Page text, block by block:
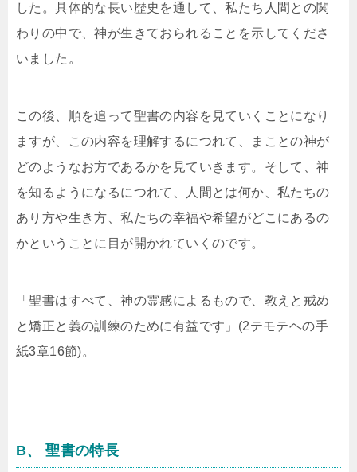
した。具体的な長い歴史を通して、私たち人間との関
わりの中で、神が生きておられることを示してくださ
いました。
この後、順を追って聖書の内容を見ていくことになり
ますが、この内容を理解するにつれて、まことの神が
どのようなお方であるかを見ていきます。そして、神
を知るようになるにつれて、人間とは何か、私たちの
あり方や生き方、私たちの幸福や希望がどこにあるの
かということに目が開かれていくのです。
「聖書はすべて、神の霊感によるもので、教えと戒め
と矯正と義の訓練のために有益です」(2テモテヘの手
紙3章16節)。
B、 聖書の特長